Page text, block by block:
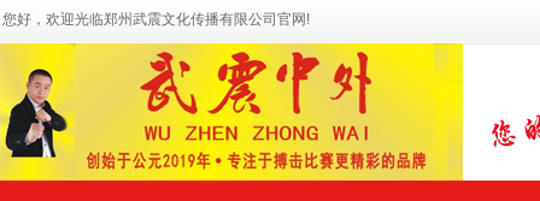
您好，欢迎光临郑州武震文化传播有限公司官网!